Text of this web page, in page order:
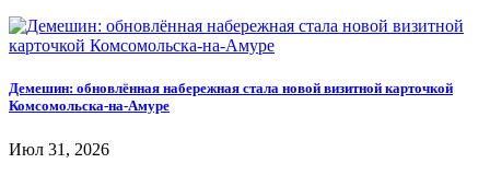
Демешин: обновлённая набережная стала новой визитной карточкой
Комсомольска-на-Амуре
Июл 31, 2026